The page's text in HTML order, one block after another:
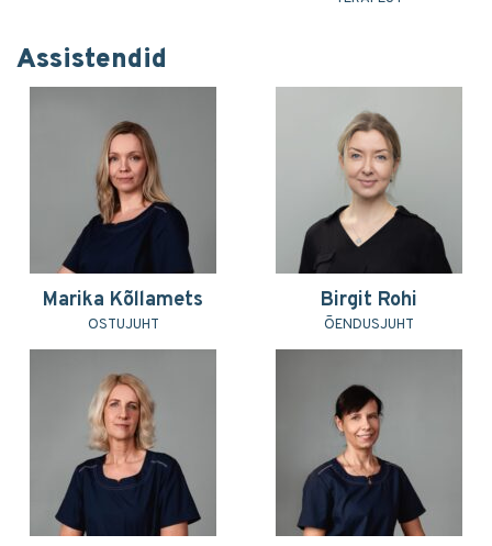
Assistendid
Marika Kõllamets
OSTUJUHT
Birgit Rohi
ÕENDUSJUHT